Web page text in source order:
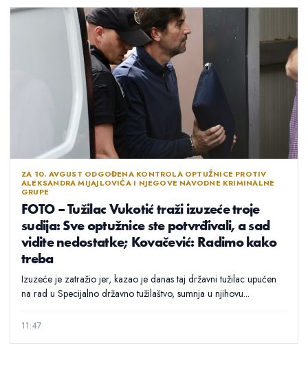
ZA 10. AVGUST ODGOĐENA KONTROLA OPTUŽNICE PROTIV
ALEKSANDRA MIJAJLOVIĆA I NJEGOVE NAVODNE KRIMINALNE
GRUPE
FOTO – Tužilac Vukotić traži izuzeće troje
sudija: Sve optužnice ste potvrđivali, a sad
vidite nedostatke; Kovačević: Radimo kako
treba
Izuzeće je zatražio jer, kazao je danas taj državni tužilac upućen
na rad u Specijalno državno tužilaštvo, sumnja u njihovu...
11:47